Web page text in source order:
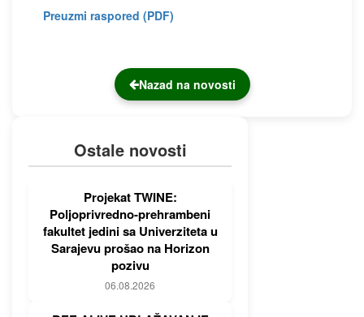
Preuzmi raspored (PDF)
Nazad na novosti
Ostale novosti
Projekat TWINE:
Poljoprivredno-prehrambeni
fakultet jedini sa Univerziteta u
Sarajevu prošao na Horizon
pozivu
06.08.2026